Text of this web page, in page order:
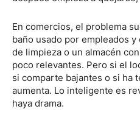
En comercios, el problema
baño usado por empleados
de limpieza o un almacén
poco relevantes. Pero si el
si comparte bajantes o si ha
aumenta. Lo inteligente es
haya drama.